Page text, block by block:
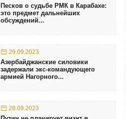
Песков о судьбе РМК в Карабахе:
это предмет дальнейших
обсуждений...
29.09.2023
Азербайджанские силовики
задержали экс-командующего
армией Нагорного...
28.09.2023